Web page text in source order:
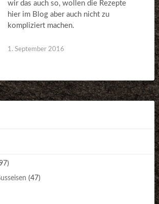
wir das auch so, wollen die Rezepte
hier im Blog aber auch nicht zu
kompliziert machen.
1. September 2016
(47)